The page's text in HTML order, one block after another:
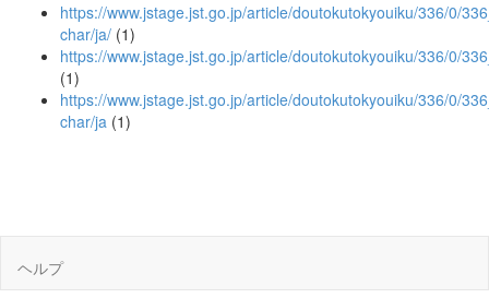
https://www.jstage.jst.go.jp/article/doutokutokyouiku/336/0/
char/ja/ (1)
https://www.jstage.jst.go.jp/article/doutokutokyouiku/336/0/
(1)
https://www.jstage.jst.go.jp/article/doutokutokyouiku/336/0/
char/ja (1)
ヘルプ